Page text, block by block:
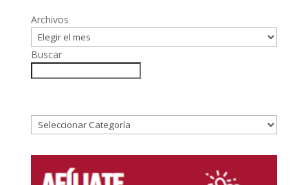
Archivos
Buscar